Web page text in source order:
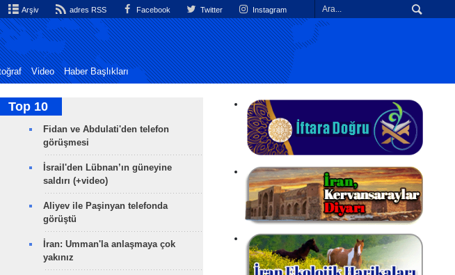
Arşiv adres RSS Facebook Twitter Instagram
Video Haber Başlıkları
Top 10
Fidan ve Abdulati'den telefon
görüşmesi
İsrail'den Lübnan’ın güneyine
saldırı (+video)
Aliyev ile Paşinyan telefonda
görüştü
İran: Umman'la anlaşmaya çok
yakınız